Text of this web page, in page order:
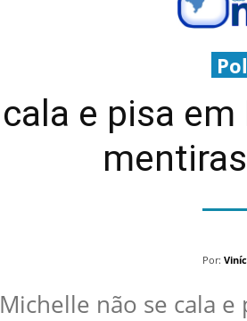
e pisa
Por:
Michelle não se cala